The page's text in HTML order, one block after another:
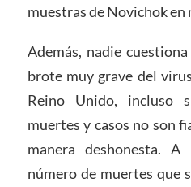
muestras de Novichok en
Además, nadie
brote muy grave del
Reino Unido, incluso
muertes y casos no son
manera deshonesta.
número de muertes que